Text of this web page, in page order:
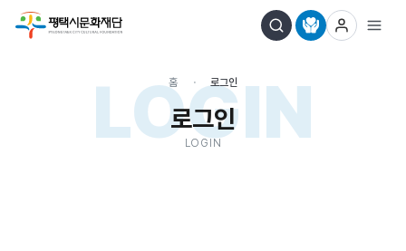
LOGIN
홈 로그인
로그인
LOGIN